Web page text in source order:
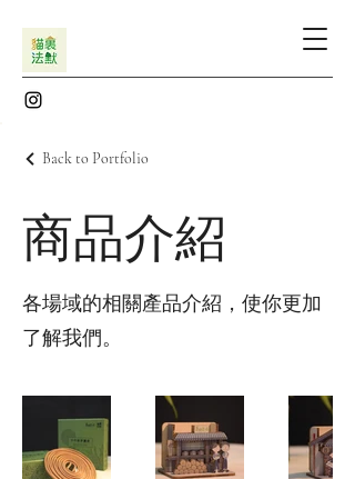
Back to Portfolio
商品介紹
各場域的相關產品介紹，使你更加
了解我們。